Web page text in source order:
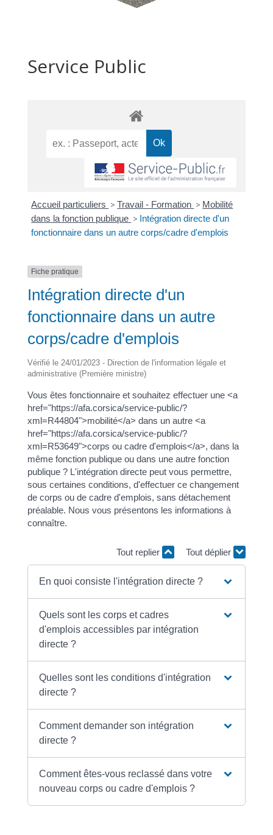
Service Public
Accueil particuliers > Travail - Formation > Mobilité
dans la fonction publique > Intégration directe d'un
fonctionnaire dans un autre corps/cadre d'emplois
Fiche pratique
Intégration directe d'un
fonctionnaire dans un autre
corps/cadre d'emplois
Vérifié le 24/01/2023 - Direction de l'information légale et
administrative (Première ministre)
Vous êtes fonctionnaire et souhaitez effectuer une <a
href="https://afa.corsica/service-public/?
xml=R44804">mobilité</a> dans un autre <a
href="https://afa.corsica/service-public/?
xml=R53649">corps ou cadre d'emplois</a>, dans la
même fonction publique ou dans une autre fonction
publique ? L'intégration directe peut vous permettre,
sous certaines conditions, d'effectuer ce changement
de corps ou de cadre d'emplois, sans détachement
préalable. Nous vous présentons les informations à
connaître.
Tout replier Tout déplier
En quoi consiste l'intégration directe ?
Quels sont les corps et cadres
d'emplois accessibles par intégration
directe ?
Quelles sont les conditions d'intégration
directe ?
Comment demander son intégration
directe ?
Comment êtes-vous reclassé dans votre
nouveau corps ou cadre d'emplois ?